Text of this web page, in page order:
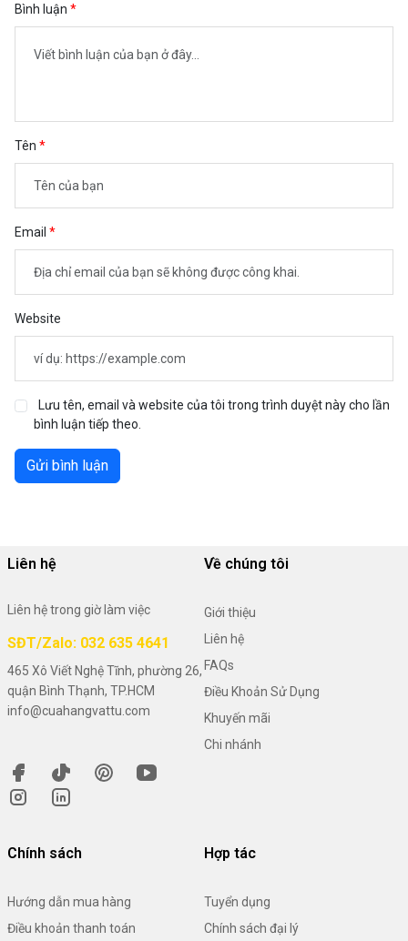
Bình luận
Tên
Email
Website
Lưu tên, email và website của tôi trong trình duyệt này cho lần
bình luận tiếp theo.
Gửi bình luận
Liên hệ
Liên hệ trong giờ làm việc
SĐT/Zalo: 032 635 4641
465 Xô Viết Nghệ Tĩnh, phường 26,
quận Bình Thạnh, TP.HCM
info@cuahangvattu.com
Về chúng tôi
Giới thiệu
Liên hệ
FAQs
Điều Khoản Sử Dụng
Khuyến mãi
Chi nhánh
Chính sách
Hướng dẫn mua hàng
Điều khoản thanh toán
Hợp tác
Tuyển dụng
Chính sách đại lý